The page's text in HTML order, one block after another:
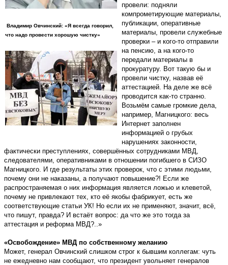
Владимир Овчинский: «Я всегда говорил,
что надо провести хорошую чистку»
провели: подняли
компрометирующие материалы,
публикации, оперативные
материалы, провели служебные
проверки – и кого-то отправили
на пенсию, а на кого-то
передали материалы в
прокуратуру. Вот такую бы и
провели чистку, назвав её
аттестацией. На деле же всё
проводится как-то странно.
Возьмём самые громкие дела,
например, Магницкого: весь
Интернет заполнен
информацией о грубых
нарушениях законности,
фактически преступлениях, совершённых сотрудниками МВД,
следователями, оперативниками в отношении погибшего в СИЗО
Магницкого. И где результаты этих проверок, что с этими людьми,
почему они не наказаны, а получают повышение?! Если же
распространяемая о них информация является ложью и клеветой,
почему не привлекают тех, кто её якобы фабрикует, есть же
соответствующие статьи УК! Но если их не применяют, значит, всё,
что пишут, правда? И встаёт вопрос: да что же это тогда за
аттестация и реформа МВД?..»
«Освобождение» МВД по собственному желанию
Может, генерал Овчинский слишком строг к бывшим коллегам: чуть
не ежедневно нам сообщают, что президент увольняет генералов